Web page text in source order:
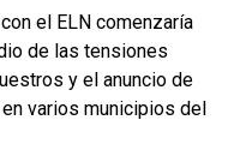
el ELN comenzaría
de las tensiones
y el anuncio de
varios municipios del